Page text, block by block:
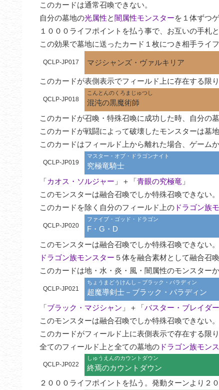
このカードは通常召喚できない。
自分の墓地の光属性と 闇属性モンスターを１体ずつ
１０００ライフポイントを払う事で、お互いの手札
この効果で墓地に送ったカード１枚につき相手ライ
QCLP-JP017 マジシャンズ・ヴァルキリア
このカードが表側表示でフィールド上に存在する限
QCLP-JP018
こんとんのくろまじゅつし
混沌の黒魔術師
このカードが召喚・特殊召喚に成功した時、自分の
このカードが戦闘によって破壊したモンスターは墓
このカードはフィールド上から離れた場合、ゲーム
QCLP-JP019
マスター・オブ・ドラゴンナイト
究極竜騎士
「 カオス・ソルジャー 」＋「 青眼の究極竜 」
このモンスターは融合召喚でしか特殊召喚できない。
このカードを除く自分のフィールド上の ドラゴン族
QCLP-JP020
ファイブ・ゴッド・ドラゴン
F・G・D
ドラゴン族モンスター ５体を融合素材として融合召喚
このカードは地・水・炎・風・闇属性のモンスター
QCLP-JP021
ちょうまどうけんし－ブラック・パラディン
超魔導剣士－ブラック・パラディン
「 ブラック・マジシャン 」＋「 バスター・ブレイダー
このモンスターは融合召喚でしか特殊召喚できない。
このカードがフィールド上に表側表示で存在する限
全てのフィールド上と全ての墓地の ドラゴン族モン
QCLP-JP022
しゅうえんのカウントダウン
終焉のカウントダウン
２０００ライフポイントを払う。発動ターンより２